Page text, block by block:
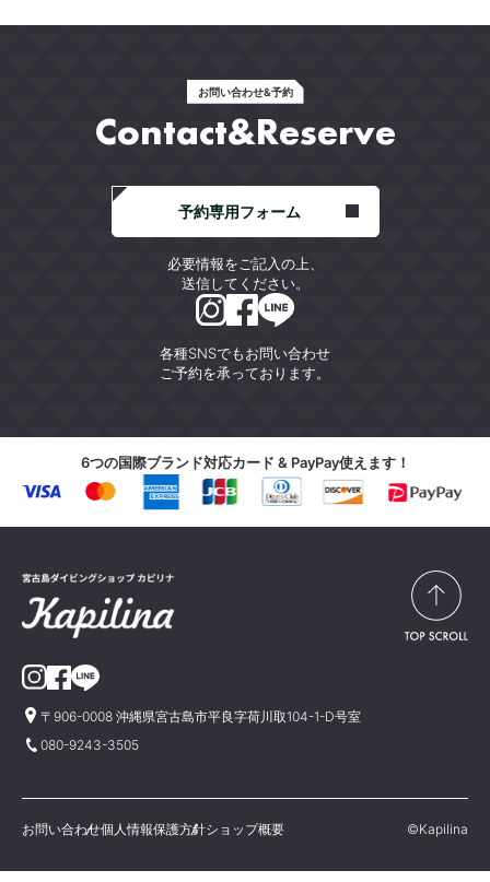
お問い合わせ&予約
Contact&Reserve
各種SNSでもお問い合わせ
ご予約を承っております。
予約専用フォーム
必要情報をご記入の上、
送信してください。
6つの国際ブランド対応カード & PayPay使えます！
〒906-0008 沖縄県宮古島市平良字荷川取104-1-D号室
080-9243-3505
お問い合わせ個人情報保護方針ショップ概要 ©Kapilina